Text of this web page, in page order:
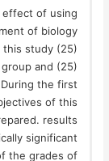
of using
of biology
study (25)
and (25)
the first
of this
results
significant
the grades of